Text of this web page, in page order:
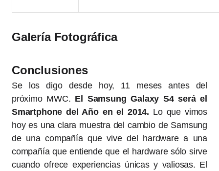
Galería Fotográfica
Conclusiones
Se los digo desde hoy, 11 meses antes del
próximo MWC. El Samsung Galaxy S4 será el
Smartphone del Año en el 2014. Lo que vimos
hoy es una clara muestra del cambio de Samsung
de una compañía que vive del hardware a una
compañía que entiende que el hardware sólo sirve
cuando ofrece experiencias únicas y valiosas. El